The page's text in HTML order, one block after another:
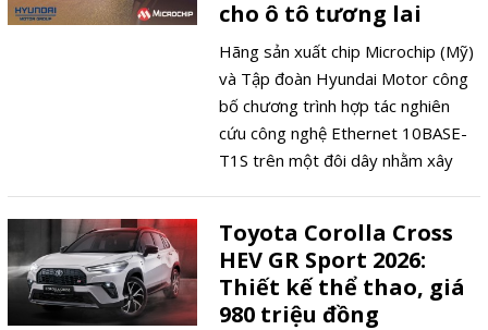
cho ô tô tương lai
Hãng sản xuất chip Microchip (Mỹ)
và Tập đoàn Hyundai Motor công
bố chương trình hợp tác nghiên
cứu công nghệ Ethernet 10BASE-
T1S trên một đôi dây nhằm xây
thông minh.
Toyota Corolla Cross
HEV GR Sport 2026:
Thiết kế thể thao, giá
980 triệu đồng